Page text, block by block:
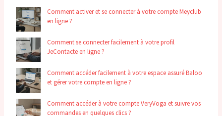
Comment activer et se connecter à votre compte Meyclub
en ligne ?
Comment se connecter facilement à votre profil
JeContacte en ligne ?
Comment accéder facilement à votre espace assuré Baloo
et gérer votre compte en ligne ?
Comment accéder à votre compte VeryVoga et suivre vos
commandes en quelques clics ?